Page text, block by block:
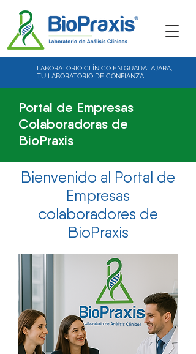
LABORATORIO CLÍNICO EN GUADALAJARA,
¡TU LABORATORIO DE CONFIANZA!
Portal de Empresas
Colaboradoras de
BioPraxis
Bienvenido al Portal de
Empresas
colaboradores de
BioPraxis